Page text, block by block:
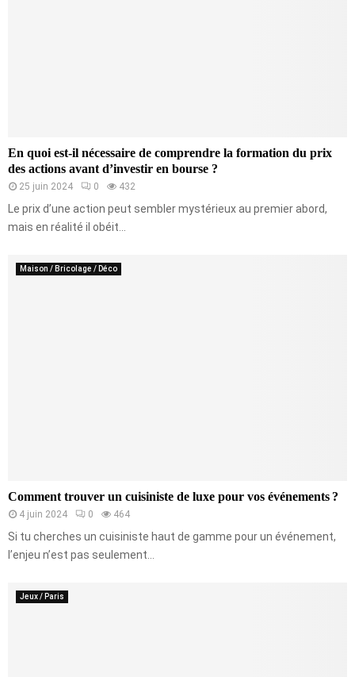
En quoi est-il nécessaire de comprendre la formation du prix
des actions avant d’investir en bourse ?
25 juin 2024 0 432
Le prix d’une action peut sembler mystérieux au premier abord,
mais en réalité il obéit...
Maison / Bricolage / Déco
Comment trouver un cuisiniste de luxe pour vos événements ?
4 juin 2024 0 464
Si tu cherches un cuisiniste haut de gamme pour un événement,
l’enjeu n’est pas seulement...
Jeux / Paris